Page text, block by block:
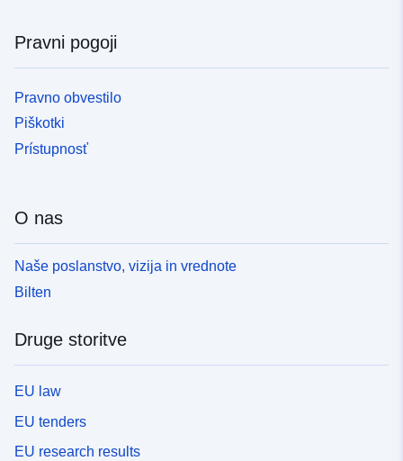
Pravni pogoji
Pravno obvestilo
Piškotki
Prístupnosť
O nas
Naše poslanstvo, vizija in vrednote
Bilten
Druge storitve
EU law
EU tenders
EU research results